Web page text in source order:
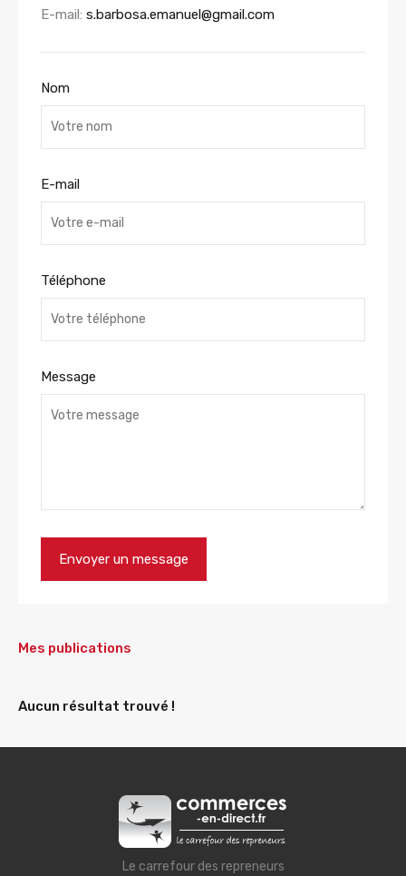
E-mail: s.barbosa.emanuel@gmail.com
Nom
E-mail
Téléphone
Message
Mes publications
Aucun résultat trouvé !
Le carrefour des repreneurs